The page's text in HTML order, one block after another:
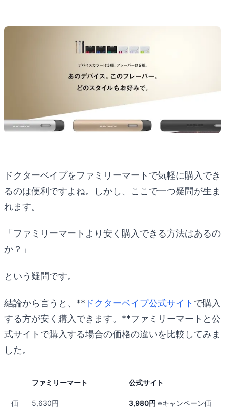
ドクターベイプをファミリーマートで気軽に購入でき
るのは便利ですよね。しかし、ここで一つ疑問が生ま
れます。
「ファミリーマートより安く購入できる方法はあるの
か？」
という疑問です。
結論から言うと、** ドクターベイプ公式サイト で購入
する方が安く購入できます。**ファミリーマートと公
式サイトで購入する場合の価格の違いを比較してみま
した。
ファミリーマート 公式サイト
価
5,630円 3,980円 ※キャンペーン価